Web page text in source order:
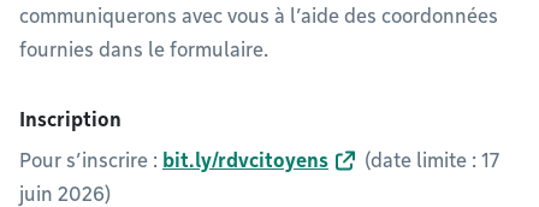
communiquerons avec vous à l’aide des coordonnées
fournies dans le formulaire.
Inscription
Pour s’inscrire : bit.ly/rdvcitoyens
(date limite : 17
juin 2026)